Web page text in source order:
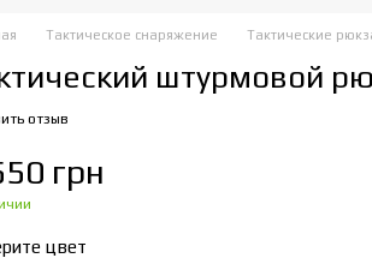
Тактическое снаряжение Тактические
штурмовой
отзыв
грн
цвет